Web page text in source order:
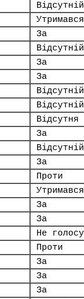
Відсутній
Утримався
За
Відсутній
За
За
Відсутній
Відсутній
Відсутня
За
Відсутній
За
Проти
Утримався
За
За
Не
Проти
За
За
За